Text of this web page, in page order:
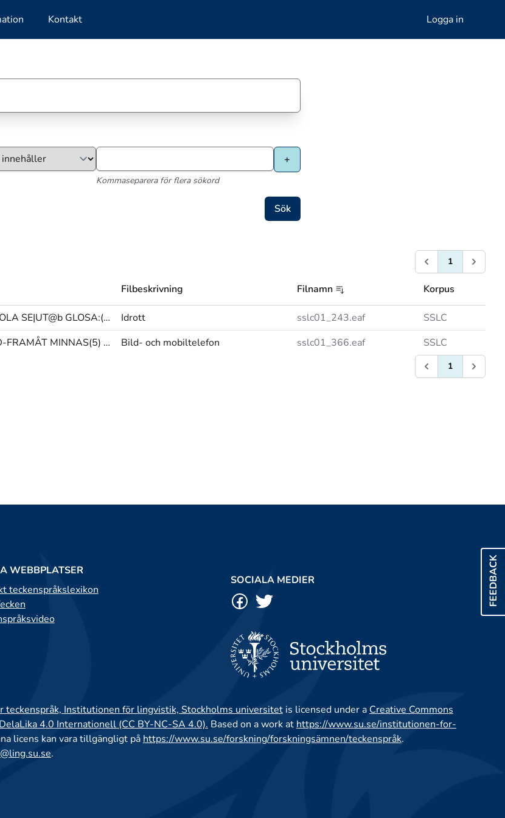
Kontakt Logga in
Kommaseparera för flera sökord
1
Filbeskrivning Filnamn Korpus
SKOLA SE|UT@b GLOSA:(PI) Idrott sslc01_243.eaf
SSLC
TID-FRAMÅT MINNAS(5) MINNAS(5) Bild- och mobiltelefon sslc01_366.eaf SSLC
1
FEEDBACK
WEBBPLATSER
teckenspråkslexikon
SOCIALA MEDIER
teckenspråk, Institutionen för lingvistik, Stockholms universitetis licensed under a Creative Commons
4.0 Internationell (CC BY-NC-SA 4.0). Based on a work at https://www.su.se/institutionen-for-
licens kan vara tillgängligt på https://www.su.se/forskning/forskningsämnen/teckenspråk.
.